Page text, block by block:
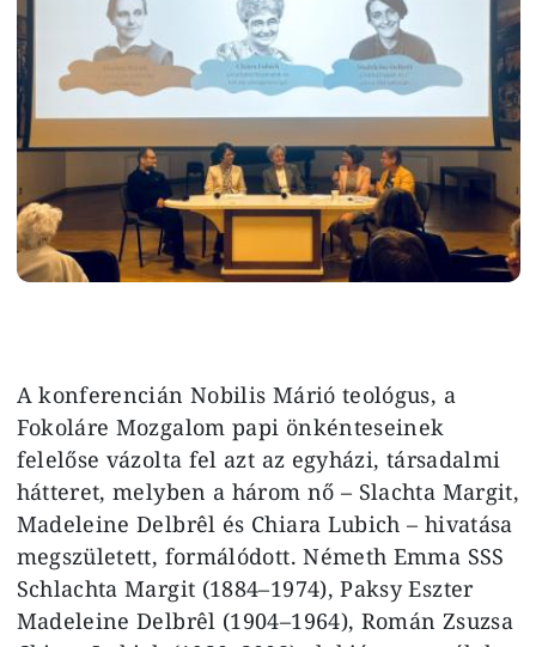
A konferencián Nobilis Márió teológus, a
Fokoláre Mozgalom papi önkénteseinek
felelőse vázolta fel azt az egyházi, társadalmi
hátteret, melyben a három nő – Slachta Margit,
Madeleine Delbrêl és Chiara Lubich – hivatása
megszületett, formálódott. Németh Emma SSS
Schlachta Margit (1884–1974), Paksy Eszter
Madeleine Delbrêl (1904–1964), Román Zsuzsa